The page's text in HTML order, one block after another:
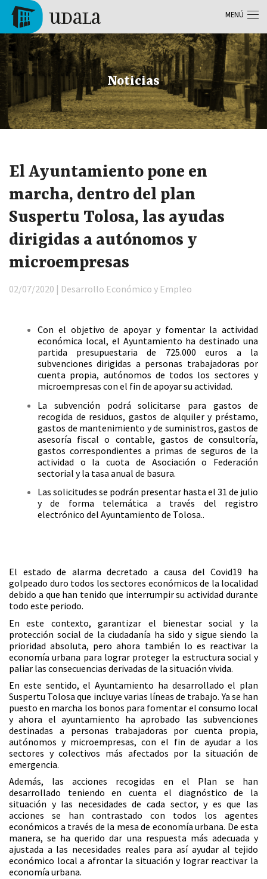
Pasar al contenido principal
Tolosa
Noticias
El Ayuntamiento pone en
marcha, dentro del plan
Suspertu Tolosa, las ayudas
dirigidas a autónomos y
microempresas
02/07/2020 | Desarrollo Económico y Empleo
Con el objetivo de apoyar y fomentar la actividad
económica local, el Ayuntamiento ha destinado una
partida presupuestaria de 725.000 euros a la
subvenciones dirigidas a personas trabajadoras por
cuenta propia, autónomos de todos los sectores y
microempresas con el fin de apoyar su actividad.
La subvención podrá solicitarse para gastos de
recogida de residuos, gastos de alquiler y préstamo,
gastos de mantenimiento y de suministros, gastos de
asesoría fiscal o contable, gastos de consultoría,
gastos correspondientes a primas de seguros de la
actividad o la cuota de Asociación o Federación
sectorial y la tasa anual de basura.
Las solicitudes se podrán presentar hasta el 31 de julio
y de forma telemática a través del registro
electrónico del Ayuntamiento de Tolosa..
El estado de alarma decretado a causa del Covid19 ha
golpeado duro todos los sectores económicos de la localidad
debido a que han tenido que interrumpir su actividad durante
todo este periodo.
En este contexto, garantizar el bienestar social y la
protección social de la ciudadanía ha sido y sigue siendo la
prioridad absoluta, pero ahora también lo es reactivar la
economía urbana para lograr proteger la estructura social y
paliar las consecuencias derivadas de la situación vivida.
En este sentido, el Ayuntamiento ha desarrollado el plan
Suspertu Tolosa que incluye varias líneas de trabajo. Ya se han
puesto en marcha los bonos para fomentar el consumo local
y ahora el ayuntamiento ha aprobado las subvenciones
destinadas a personas trabajadoras por cuenta propia,
autónomos y microempresas, con el fin de ayudar a los
sectores y colectivos más afectados por la situación de
emergencia.
Además, las acciones recogidas en el Plan se han
desarrollado teniendo en cuenta el diagnóstico de la
situación y las necesidades de cada sector, y es que las
acciones se han contrastado con todos los agentes
económicos a través de la mesa de economía urbana. De esta
manera, se ha querido dar una respuesta más adecuada y
ajustada a las necesidades reales para así ayudar al tejido
económico local a afrontar la situación y lograr reactivar la
economía urbana.
MENÚ